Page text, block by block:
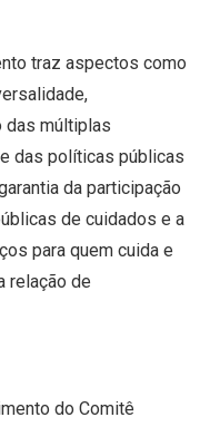
traz aspectos como
das múltiplas
das políticas públicas
da participação
de cuidados e a
para quem cuida e
relação de
do Comitê